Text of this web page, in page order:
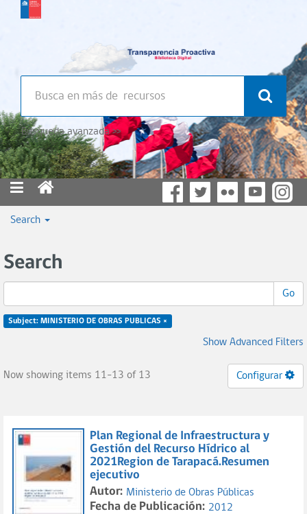
Búsqueda avanzada >>
Search
Search
Go
Subject: MINISTERIO DE OBRAS PUBLICAS ×
Show Advanced Filters
Now showing items 11-13 of 13 Configurar
Plan Regional de Infraestructura y
Gestión del Recurso Hídrico al
2021Region de Tarapacá.Resumen
ejecutivo
Autor: Ministerio de Obras Públicas
Fecha de Publicación: 2012